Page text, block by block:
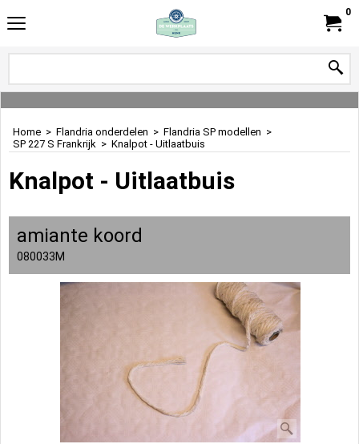
0
Home > Flandria onderdelen > Flandria SP modellen >
SP 227 S Frankrijk > Knalpot - Uitlaatbuis
Knalpot - Uitlaatbuis
amiante koord
080033M